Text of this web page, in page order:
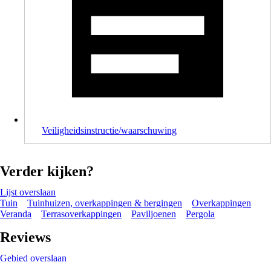
Veiligheidsinstructie/waarschuwing
Verder kijken?
Lijst overslaan
Tuin
Tuinhuizen, overkappingen & bergingen
Overkappingen
Veranda
Terrasoverkappingen Paviljoenen Pergola
Reviews
Gebied overslaan